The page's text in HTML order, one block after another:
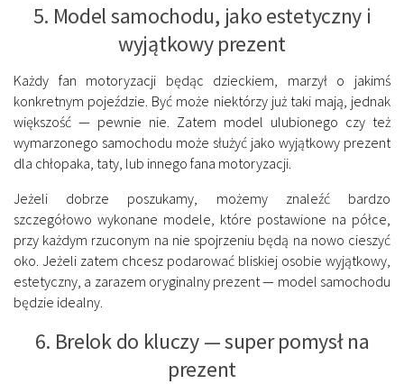
5. Model samochodu, jako estetyczny i
wyjątkowy prezent
Każdy fan motoryzacji będąc dzieckiem, marzył o jakimś
konkretnym pojeździe. Być może niektórzy już taki mają, jednak
większość — pewnie nie. Zatem model ulubionego czy też
wymarzonego samochodu może służyć jako wyjątkowy prezent
dla chłopaka, taty, lub innego fana motoryzacji.
Jeżeli dobrze poszukamy, możemy znaleźć bardzo
szczegółowo wykonane modele, które postawione na półce,
przy każdym rzuconym na nie spojrzeniu będą na nowo cieszyć
oko. Jeżeli zatem chcesz podarować bliskiej osobie wyjątkowy,
estetyczny, a zarazem oryginalny prezent — model samochodu
będzie idealny.
6. Brelok do kluczy — super pomysł na
prezent